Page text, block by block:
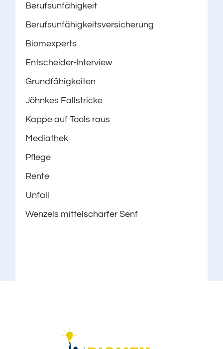
Berufsunfähigkeit
Berufsunfähigkeitsversicherung
Biomexperts
Entscheider-Interview
Grundfähigkeiten
Jöhnkes Fallstricke
Kappe auf Tools raus
Mediathek
Pflege
Rente
Unfall
Wenzels mittelscharfer Senf